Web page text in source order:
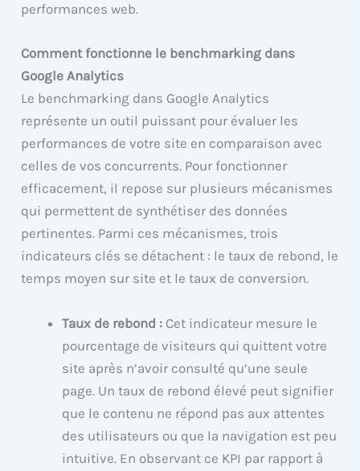
performances web.
Comment fonctionne le benchmarking dans
Google Analytics
Le benchmarking dans Google Analytics
représente un outil puissant pour évaluer les
performances de votre site en comparaison avec
celles de vos concurrents. Pour fonctionner
efficacement, il repose sur plusieurs mécanismes
qui permettent de synthétiser des données
pertinentes. Parmi ces mécanismes, trois
indicateurs clés se détachent : le taux de rebond, le
temps moyen sur site et le taux de conversion.
Taux de rebond : Cet indicateur mesure le
pourcentage de visiteurs qui quittent votre
site après n’avoir consulté qu’une seule
page. Un taux de rebond élevé peut signifier
que le contenu ne répond pas aux attentes
des utilisateurs ou que la navigation est peu
intuitive. En observant ce KPI par rapport à